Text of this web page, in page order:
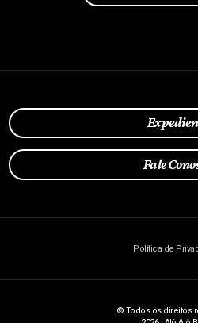
Fale
Política de
© Todos os direitos